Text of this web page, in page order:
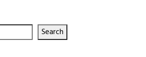
Search